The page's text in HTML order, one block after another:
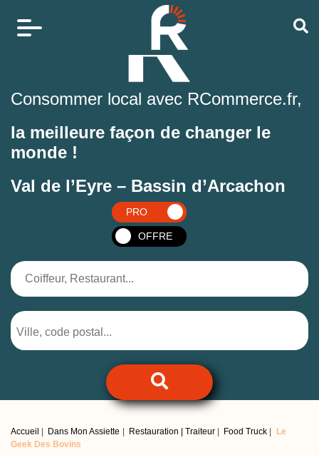
Consommer local avec RCommerce.fr,
la meilleure façon de changer le
monde !
Val de l’Eyre – Bassin d’Arcachon
PRO
OFFRE
Accueil Dans Mon Assiette Restauration | Traiteur Food Truck
Le
Geek Des Bovins